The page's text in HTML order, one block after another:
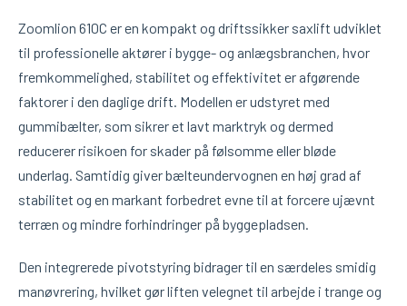
Zoomlion 610C er en kompakt og driftssikker saxlift udviklet
til professionelle aktører i bygge- og anlægsbranchen, hvor
fremkommelighed, stabilitet og effektivitet er afgørende
faktorer i den daglige drift. Modellen er udstyret med
gummibælter, som sikrer et lavt marktryk og dermed
reducerer risikoen for skader på følsomme eller bløde
underlag. Samtidig giver bælteundervognen en høj grad af
stabilitet og en markant forbedret evne til at forcere ujævnt
terræn og mindre forhindringer på byggepladsen.
Den integrerede pivotstyring bidrager til en særdeles smidig
manøvrering, hvilket gør liften velegnet til arbejde i trange og